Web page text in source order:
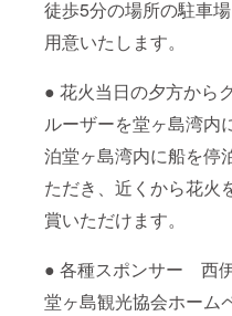
徒歩5分の場所の駐車
用意いたします。
● 花火当日の夕方からク
ルーザーを堂ヶ島湾内
泊堂ヶ島湾内に船を停
ただき、近くから花火
賞いただけます。
● 各種スポンサー 西
堂ヶ島観光協会ホーム